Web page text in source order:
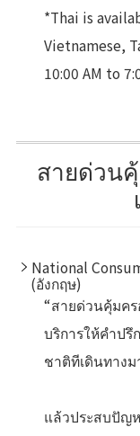
*Thai is
Vietnamese,
10:00 AM to
สายด่วน
National
(อังกฤษ)
“สายด่วนคุ้มค
บริการให้คําปรึ
ชาติทีเดินทาง
แล้วประสบปัญ